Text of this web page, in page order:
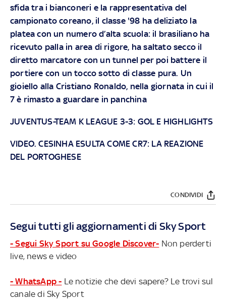
sfida tra i bianconeri e la rappresentativa del
campionato coreano, il classe '98 ha deliziato la
platea con un numero d’alta scuola: il brasiliano ha
ricevuto palla in area di rigore, ha saltato secco il
diretto marcatore con un tunnel per poi battere il
portiere con un tocco sotto di classe pura. Un
gioiello alla Cristiano Ronaldo, nella giornata in cui il
7 è rimasto a guardare in panchina
JUVENTUS-TEAM K LEAGUE 3-3: GOL E HIGHLIGHTS
VIDEO. CESINHA ESULTA COME CR7: LA REAZIONE
DEL PORTOGHESE
CONDIVIDI
Segui tutti gli aggiornamenti di Sky Sport
- Segui Sky Sport su Google Discover- Non perderti
live, news e video
- WhatsApp - Le notizie che devi sapere? Le trovi sul
canale di Sky Sport